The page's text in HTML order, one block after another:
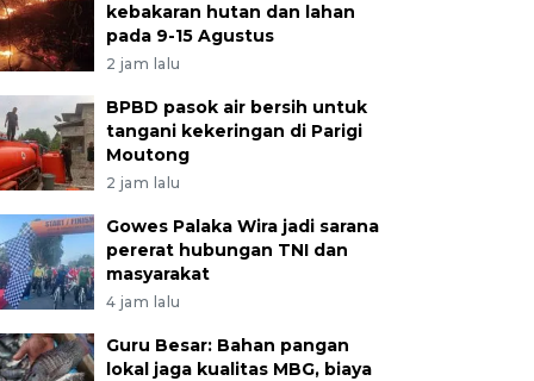
kebakaran hutan dan lahan
pada 9-15 Agustus
2 jam lalu
BPBD pasok air bersih untuk
tangani kekeringan di Parigi
Moutong
2 jam lalu
Gowes Palaka Wira jadi sarana
pererat hubungan TNI dan
masyarakat
4 jam lalu
Guru Besar: Bahan pangan
lokal jaga kualitas MBG, biaya